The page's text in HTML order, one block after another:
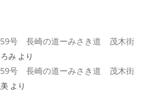
59号 長崎の道ーみさき道 茂木街
み より
59号 長崎の道ーみさき道 茂木街
より